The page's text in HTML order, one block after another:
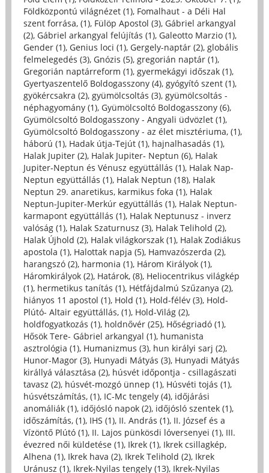
Földközpontú világnézet (1), Fomalhaut - a Déli Hal
szent forrása, (1), Fülöp Apostol (3), Gábriel arkangyal
(2), Gábriel arkangyal felújítás (1), Galeotto Marzio (1),
Gender (1), Genius loci (1), Gergely-naptár (2), globális
felmelegedés (3), Gnózis (5), gregorián naptár (1),
Gregorián naptárreform (1), gyermekágyi időszak (1),
Gyertyaszentelő Boldogasszony (4), gyógyító szent (1),
gyökércsakra (2), gyümölcsoltás (3), gyümölcsoltás -
néphagyomány (1), Gyümölcsoltó Boldogasszony (6),
Gyümölcsoltó Boldogasszony - Angyali üdvözlet (1),
Gyümölcsoltó Boldogasszony - az élet misztériuma, (1),
háború (1), Hadak útja-Tejút (1), hajnalhasadás (1),
Halak Jupiter (2), Halak Jupiter- Neptun (6), Halak
Jupiter-Neptun és Vénusz együttállás (1), Halak Nap-
Neptun együttállás (1), Halak Neptun (18), Halak
Neptun 29. anaretikus, karmikus foka (1), Halak
Neptun-Jupiter-Merkúr együttállás (1), Halak Neptun-
karmapont együttállás (1), Halak Neptunusz - inverz
valóság (1), Halak Szaturnusz (3), Halak Telihold (2),
Halak Újhold (2), Halak világkorszak (1), Halak Zodiákus
apostola (1), Halottak napja (5), Hamvazószerda (2),
harangszó (2), harmonia (1), Három Királyok (1),
Háromkirályok (2), Határok, (8), Heliocentrikus világkép
(1), hermetikus tanítás (1), Hétfájdalmú Szűzanya (2),
hiányos 11 apostol (1), Hold (1), Hold-félév (3), Hold-
Plútó- Altair együttállás, (1), Hold-Világ (2),
holdfogyatkozás (1), holdnővér (25), Hőségriadó (1),
Hősök Tere- Gábriel arkangyal (1), humanista
asztrológia (1), Humanizmus (3), hun királyi sarj (2),
Hunor-Magor (3), Hunyadi Mátyás (3), Hunyadi Mátyás
királlyá választása (2), húsvét időpontja - csillagászati
tavasz (2), húsvét-mozgó ünnep (1), Húsvéti tojás (1),
húsvétszámítás, (1), IC-Mc tengely (4), időjárási
anomáliák (1), időjósló napok (2), időjósló szentek (1),
időszámítás, (1), IHS (1), II. András (1), II. József és a
Vízöntő Plútó (1), II. Lajos pünkösdi lóversenyei (1), III.
évezred női küldetése (1), Ikrek (1), Ikrek csillagkép,
Alhena (1), Ikrek hava (2), Ikrek Telihold (2), Ikrek
Uránusz (1), Ikrek-Nyilas tengely (13), Ikrek-Nyilas